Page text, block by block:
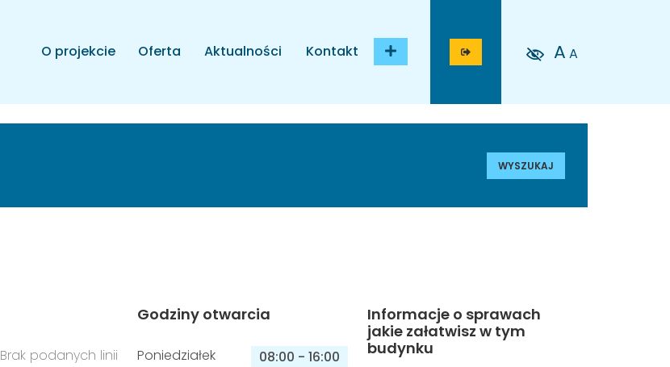
O projekcie Oferta Aktualności Kontakt A A
WYSZUKAJ
Brak podanych linii
Godziny otwarcia
Poniedziałek 08:00 - 16:00
Informacje o sprawach
jakie załatwisz w tym
budynku